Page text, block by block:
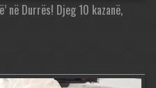
në Durrës! Djeg 10 kazanë,